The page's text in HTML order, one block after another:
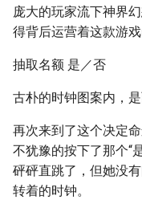
庞大的玩家流下神界
得背后运营着这款游戏
抽取名额 是／否
古朴的时钟图案内，
再次来到了这个决定
不犹豫的按下了那个“
砰砰直跳了，但她没
转着的时钟。